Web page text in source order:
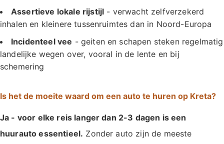
Assertieve lokale rijstijl - verwacht zelfverzekerd
inhalen en kleinere tussenruimtes dan in Noord-Europa
Incidenteel vee - geiten en schapen steken regelmatig
landelijke wegen over, vooral in de lente en bij
schemering
Is het de moeite waard om een auto te huren op Kreta?
Ja - voor elke reis langer dan 2-3 dagen is een
huurauto essentieel. Zonder auto zijn de meeste